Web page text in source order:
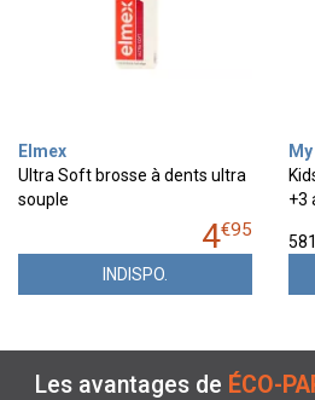
Elmex
Ultra Soft brosse à dents ultra
souple
4€95
INDISPO.
+3
581
Les avantages de ÉCO-